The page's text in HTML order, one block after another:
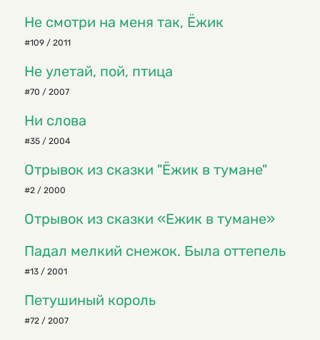
Не смотри на меня так, Ёжик
#109 / 2011
Не улетай, пой, птица
#70 / 2007
Ни слова
#35 / 2004
Отрывок из сказки "Ёжик в тумане"
#2 / 2000
Отрывок из сказки «Ежик в тумане»
Падал мелкий снежок. Была оттепель
#13 / 2001
Петушиный король
#72 / 2007